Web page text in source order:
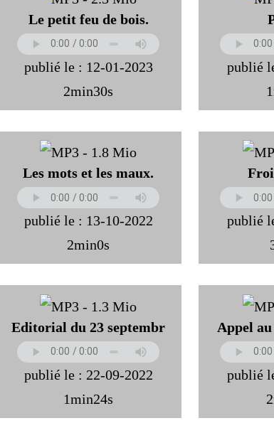
Le petit feu de bois.
publié le : 12-01-2023
2min30s
publié
Les mots et les maux.
publié le : 13-10-2022
2min0s
publié
Editorial du 23 septembr
publié le : 22-09-2022
1min24s
Appel
publié